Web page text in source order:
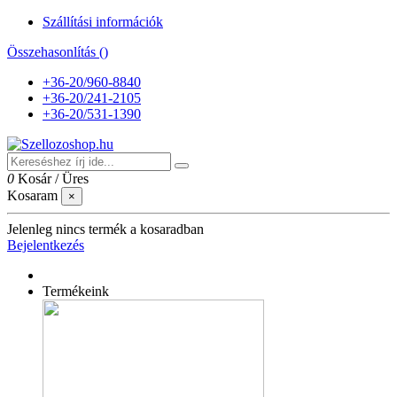
Szállítási információk
Összehasonlítás ()
+36-20/960-8840
+36-20/241-2105
+36-20/531-1390
0 Kosár /Üres
Kosaram
×
Jelenleg nincs termék a kosaradban
Bejelentkezés
Termékeink